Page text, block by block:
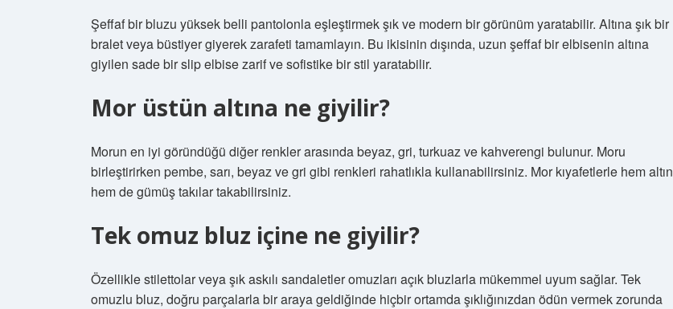
Şeffaf bir bluzu yüksek belli pantolonla eşleştirmek şık ve modern bir görünüm yaratabilir. Altına şık bir
bralet veya büstiyer giyerek zarafeti tamamlayın. Bu ikisinin dışında, uzun şeffaf bir elbisenin altına
giyilen sade bir slip elbise zarif ve sofistike bir stil yaratabilir.
Mor üstün altına ne giyilir?
Morun en iyi göründüğü diğer renkler arasında beyaz, gri, turkuaz ve kahverengi bulunur. Moru
birleştirirken pembe, sarı, beyaz ve gri gibi renkleri rahatlıkla kullanabilirsiniz. Mor kıyafetlerle hem altın
hem de gümüş takılar takabilirsiniz.
Tek omuz bluz içine ne giyilir?
Özellikle stilettolar veya şık askılı sandaletler omuzları açık bluzlarla mükemmel uyum sağlar. Tek
omuzlu bluz, doğru parçalarla bir araya geldiğinde hiçbir ortamda şıklığınızdan ödün vermek zorunda